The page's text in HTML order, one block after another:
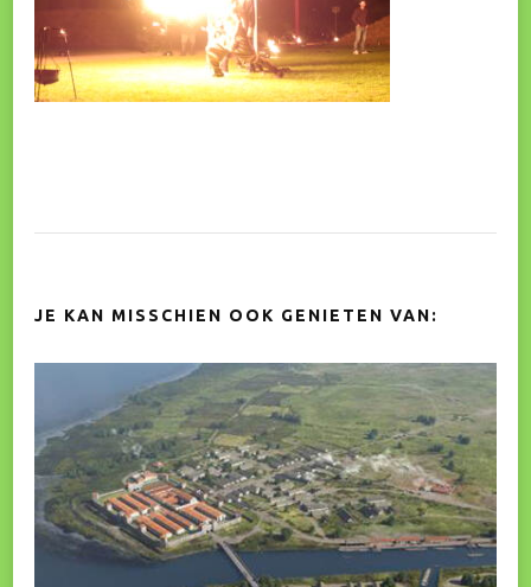
JE KAN MISSCHIEN OOK GENIETEN VAN: